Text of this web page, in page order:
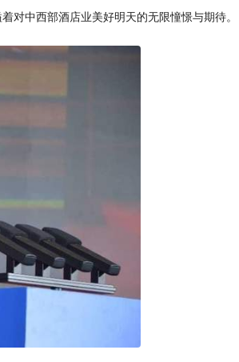
对中西部酒店业美好明天的无限憧憬与期待。